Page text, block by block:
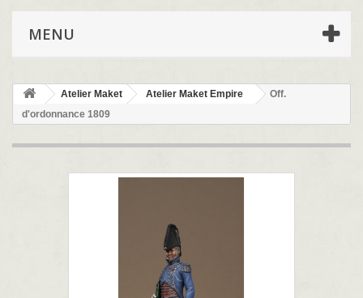
MENU
Atelier Maket Atelier Maket Empire
Off.
d'ordonnance 1809